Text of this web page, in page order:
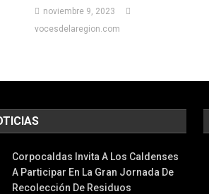
noviembre 9, 2023
vocesdelaregion.com
Corpocaldas Invita A Los Caldenses
A Participar En La Gran Jornada De
Recolección De Residuos